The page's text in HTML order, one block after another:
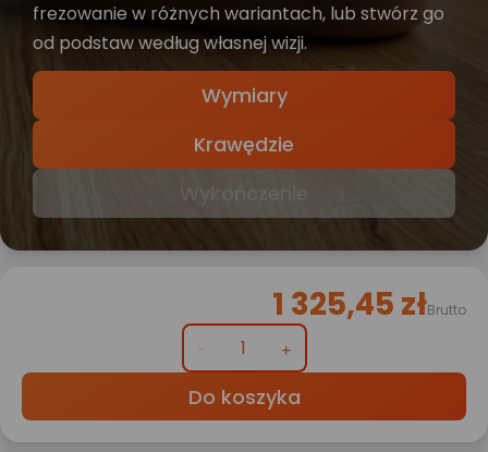
frezowanie w różnych wariantach, lub stwórz go
od podstaw według własnej wizji.
Wymiary
Krawędzie
1 325,45 złBrutto
Do koszyka